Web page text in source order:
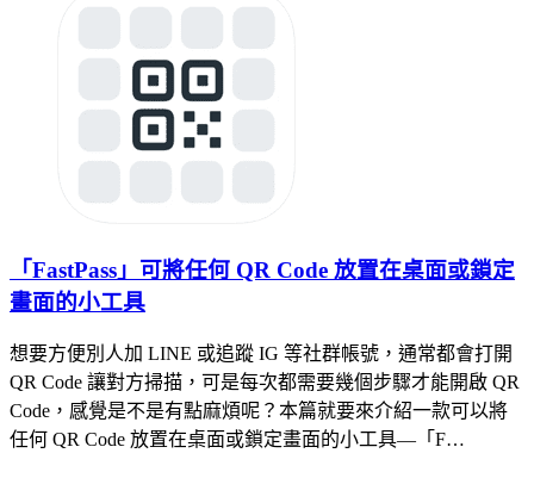
「FastPass」可將任何 QR Code 放置在桌面或鎖定
畫面的小工具
想要方便別人加 LINE 或追蹤 IG 等社群帳號，通常都會打開
QR Code 讓對方掃描，可是每次都需要幾個步驟才能開啟 QR
Code，感覺是不是有點麻煩呢？本篇就要來介紹一款可以將
任何 QR Code 放置在桌面或鎖定畫面的小工具—「F…